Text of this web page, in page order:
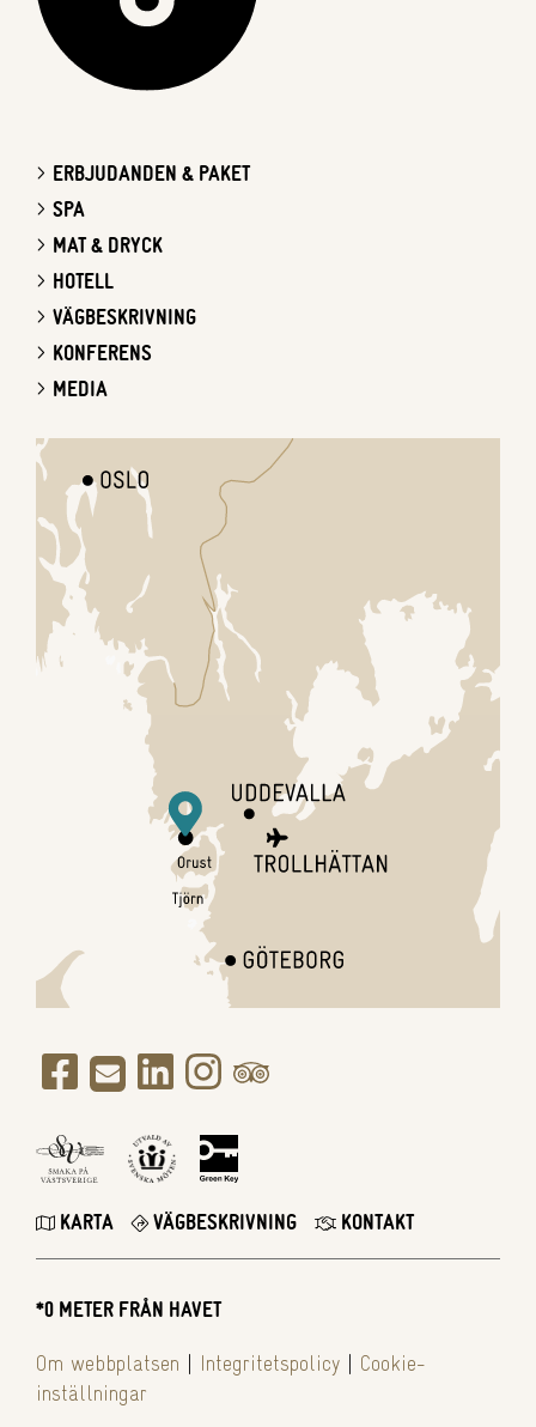
ERBJUDANDEN & PAKET
SPA
MAT & DRYCK
HOTELL
VÄGBESKRIVNING
KONFERENS
MEDIA
KARTA VÄGBESKRIVNING KONTAKT
*0 METER FRÅN HAVET
Om webbplatsen Integritetspolicy
Cookie-
inställningar